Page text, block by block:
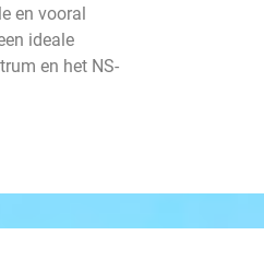
en vooral
ideale
en het NS-